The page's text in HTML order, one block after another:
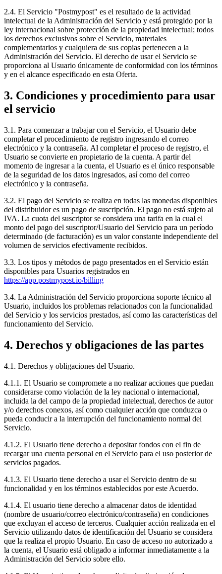
2.4. El Servicio "Postmypost" es el resultado de la actividad
intelectual de la Administración del Servicio y está protegido por la
ley internacional sobre protección de la propiedad intelectual; todos
los derechos exclusivos sobre el Servicio, materiales
complementarios y cualquiera de sus copias pertenecen a la
Administración del Servicio. El derecho de usar el Servicio se
proporciona al Usuario únicamente de conformidad con los términos
y en el alcance especificado en esta Oferta.
3. Condiciones y procedimiento para usar
el servicio
3.1. Para comenzar a trabajar con el Servicio, el Usuario debe
completar el procedimiento de registro ingresando el correo
electrónico y la contraseña. Al completar el proceso de registro, el
Usuario se convierte en propietario de la cuenta. A partir del
momento de ingresar a la cuenta, el Usuario es el único responsable
de la seguridad de los datos ingresados, así como del correo
electrónico y la contraseña.
3.2. El pago del Servicio se realiza en todas las monedas disponibles
del distribuidor es un pago de suscripción. El pago no está sujeto al
IVA. La cuota del suscriptor se considera una tarifa en la cual el
monto del pago del suscriptor/Usuario del Servicio para un período
determinado (de facturación) es un valor constante independiente del
volumen de servicios efectivamente recibidos.
3.3. Los tipos y métodos de pago presentados en el Servicio están
disponibles para Usuarios registrados en
https://app.postmypost.io/billing
3.4. La Administración del Servicio proporciona soporte técnico al
Usuario, incluidos los problemas relacionados con la funcionalidad
del Servicio y los servicios prestados, así como las características del
funcionamiento del Servicio.
4. Derechos y obligaciones de las partes
4.1. Derechos y obligaciones del Usuario.
4.1.1. El Usuario se compromete a no realizar acciones que puedan
considerarse como violación de la ley nacional o internacional,
incluida la del campo de la propiedad intelectual, derechos de autor
y/o derechos conexos, así como cualquier acción que conduzca o
pueda conducir a la interrupción del funcionamiento normal del
Servicio.
4.1.2. El Usuario tiene derecho a depositar fondos con el fin de
recargar una cuenta personal en el Servicio para el uso posterior de
servicios pagados.
4.1.3. El Usuario tiene derecho a usar el Servicio dentro de su
funcionalidad y en los términos establecidos por este Acuerdo.
4.1.4. El usuario tiene derecho a almacenar datos de identidad
(nombre de usuario/correo electrónico/contraseña) en condiciones
que excluyan el acceso de terceros. Cualquier acción realizada en el
Servicio utilizando datos de identificación del Usuario se considera
que la realiza el propio Usuario. En caso de acceso no autorizado a
la cuenta, el Usuario está obligado a informar inmediatamente a la
Administración del Servicio sobre ello.